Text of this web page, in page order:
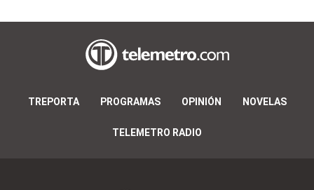
TREPORTA PROGRAMAS OPINIÓN NOVELAS
TELEMETRO RADIO